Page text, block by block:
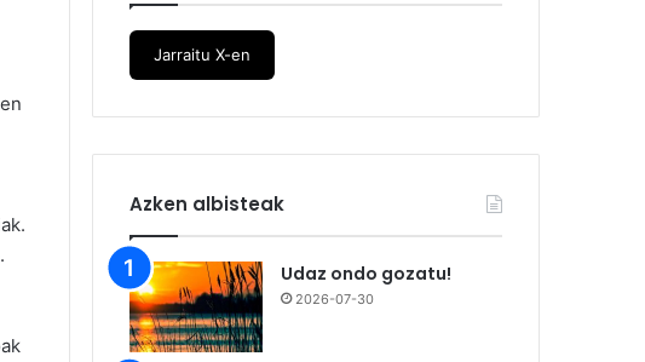
Jarraitu X-en
Azken albisteak
Udaz ondo gozatu!
2026-07-30